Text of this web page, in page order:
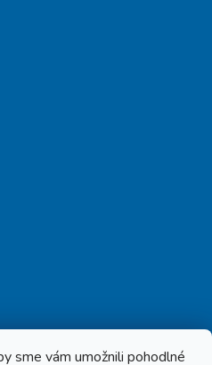
sme vám umožnili pohodlné